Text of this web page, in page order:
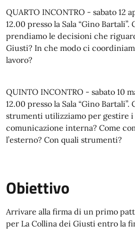
QUARTO INCONTRO - sabato 12
12.00 presso la Sala “Gino
prendiamo le decisioni che
Giusti? In che modo ci
lavoro?
QUINTO INCONTRO - sabato 10
12.00 presso la Sala “Gino
strumenti utilizziamo per gestire i
comunicazione interna? Come
l’esterno? Con quali strumenti?
Obiettivo
Arrivare alla firma di un primo
per La Collina dei Giusti entro la